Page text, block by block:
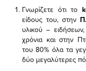
Γνωρίζετε ότι το
είδους του, στην
υλικού –
χρόνια και στην
του 80% όλα τα
δύο μεγαλύτερες